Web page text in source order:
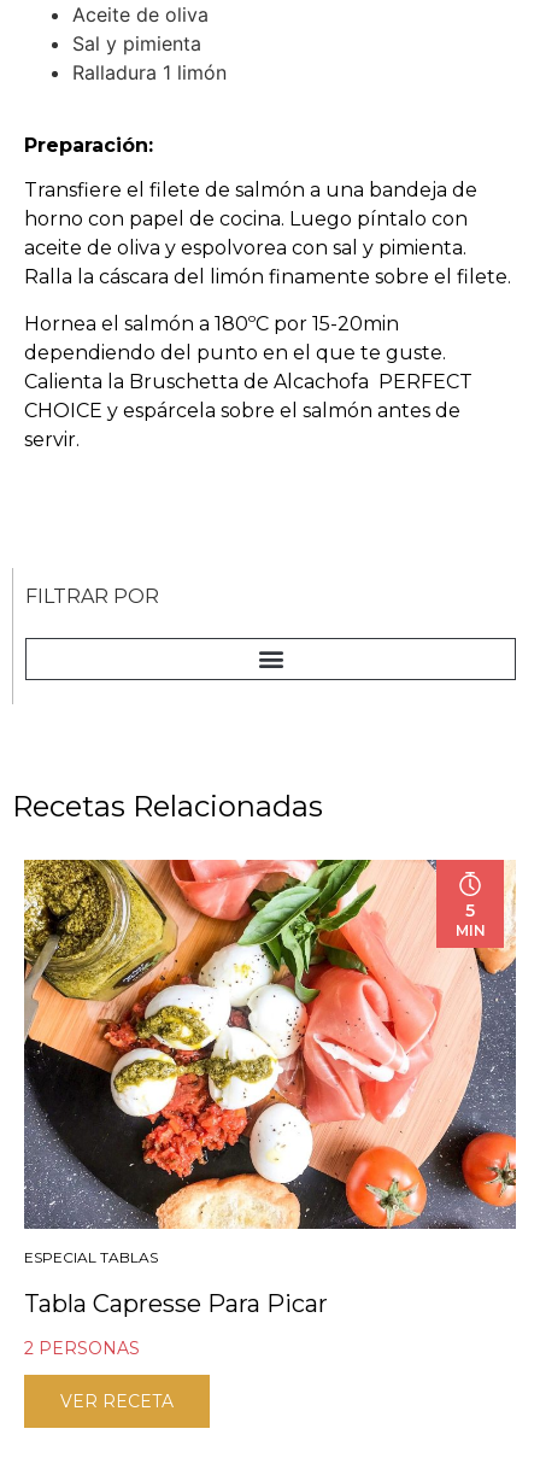
Aceite de oliva
Sal y pimienta
Ralladura 1 limón
Preparación:
Transfiere el filete de salmón a una bandeja de
horno con papel de cocina. Luego píntalo con
aceite de oliva y espolvorea con sal y pimienta.
Ralla la cáscara del limón finamente sobre el filete.
Hornea el salmón a 180ºC por 15-20min
dependiendo del punto en el que te guste.
Calienta la Bruschetta de Alcachofa PERFECT
CHOICE y espárcela sobre el salmón antes de
servir.
FILTRAR POR
Recetas Relacionadas
5
MIN
ESPECIAL TABLAS
Tabla Capresse Para Picar
2 PERSONAS
VER RECETA